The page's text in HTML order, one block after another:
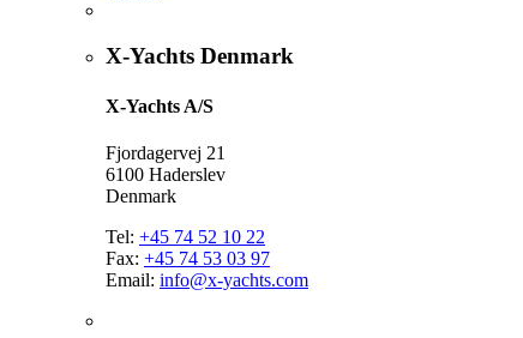
X-Yachts Denmark
X-Yachts A/S
Fjordagervej 21
6100 Haderslev
Denmark
Tel: +45 74 52 10 22
Fax: +45 74 53 03 97
Email: info@x-yachts.com